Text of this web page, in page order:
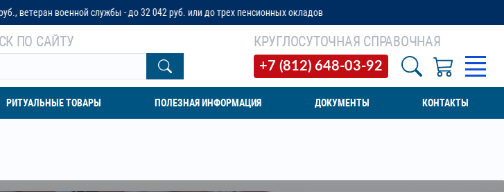
службы - до 32 042 руб. или до трех пенсионных окладов
ПО САЙТУ КРУГЛОСУТОЧНАЯ СПРАВОЧНАЯ
+7 (812) 648-03-92
РИТУАЛЬНЫЕ ТОВАРЫ ПОЛЕЗНАЯ ИНФОРМАЦИЯ ДОКУМЕНТЫ КОНТАКТЫ